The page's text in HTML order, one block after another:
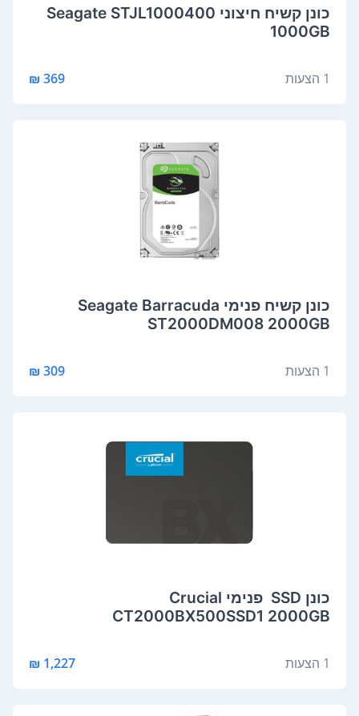
‏כונן קשיח ‏חיצוני Seagate STJL1000400
1000GB
1 הצעות 369 ₪
‏כונן קשיח ‏פנימי Seagate Barracuda
ST2000DM008 2000GB
1 הצעות 309 ₪
כונן SSD ‏ ‏פנימי Crucial
CT2000BX500SSD1 2000GB
1 הצעות 1,227 ₪